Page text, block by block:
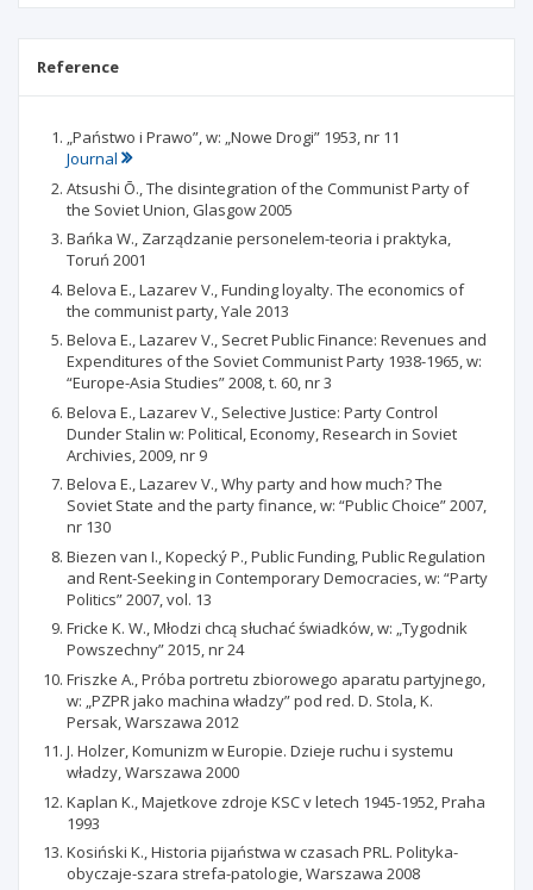
Reference
„Państwo i Prawo”, w: „Nowe Drogi” 1953, nr 11
Journal
Atsushi Ō., The disintegration of the Communist Party of
the Soviet Union, Glasgow 2005
Bańka W., Zarządzanie personelem-teoria i praktyka,
Toruń 2001
Belova E., Lazarev V., Funding loyalty. The economics of
the communist party, Yale 2013
Belova E., Lazarev V., Secret Public Finance: Revenues and
Expenditures of the Soviet Communist Party 1938-1965, w:
“Europe-Asia Studies” 2008, t. 60, nr 3
Belova E., Lazarev V., Selective Justice: Party Control
Dunder Stalin w: Political, Economy, Research in Soviet
Archivies, 2009, nr 9
Belova E., Lazarev V., Why party and how much? The
Soviet State and the party finance, w: “Public Choice” 2007,
nr 130
Biezen van I., Kopecký P., Public Funding, Public Regulation
and Rent-Seeking in Contemporary Democracies, w: “Party
Politics” 2007, vol. 13
Fricke K. W., Młodzi chcą słuchać świadków, w: „Tygodnik
Powszechny” 2015, nr 24
Friszke A., Próba portretu zbiorowego aparatu partyjnego,
w: „PZPR jako machina władzy” pod red. D. Stola, K.
Persak, Warszawa 2012
J. Holzer, Komunizm w Europie. Dzieje ruchu i systemu
władzy, Warszawa 2000
Kaplan K., Majetkove zdroje KSC v letech 1945-1952, Praha
1993
Kosiński K., Historia pijaństwa w czasach PRL. Polityka-
obyczaje-szara strefa-patologie, Warszawa 2008